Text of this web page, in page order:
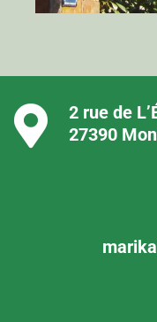
2 rue de
27390